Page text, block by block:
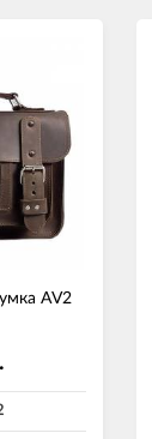
AV2